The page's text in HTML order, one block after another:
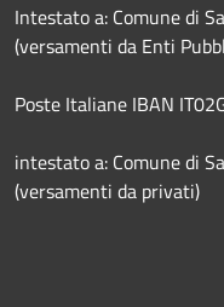
Intestato a: Comune di
(versamenti da Enti
Poste Italiane IBAN
intestato a: Comune di
(versamenti da privati)